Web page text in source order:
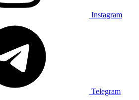
Instagram
Telegram